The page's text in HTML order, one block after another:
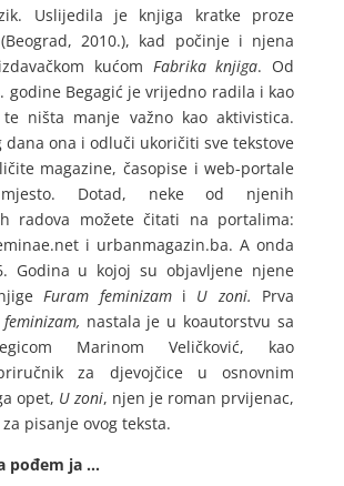
Uslijedila je knjiga kratke proze
(Beograd, 2010.), kad počinje i njena
kućom Fabrika knjiga. Od
godine Begagić je vrijedno radila i kao
te ništa manje važno kao aktivistica.
dana ona i odluči ukoričiti sve tekstove
magazine, časopise i web-portale
Dotad, neke od njenih
radova možete čitati na portalima:
i urbanmagazin.ba. A onda
Godina u kojoj su objavljene njene
Furam feminizam i U zoni. Prva
nastala je u koautorstvu sa
Marinom Veličković, kao
za djevojčice u osnovnim
opet, U zoni, njen je roman prvijenac,
pisanje ovog teksta.
pođem ja …